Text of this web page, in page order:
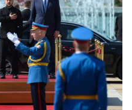
supuesta amante de